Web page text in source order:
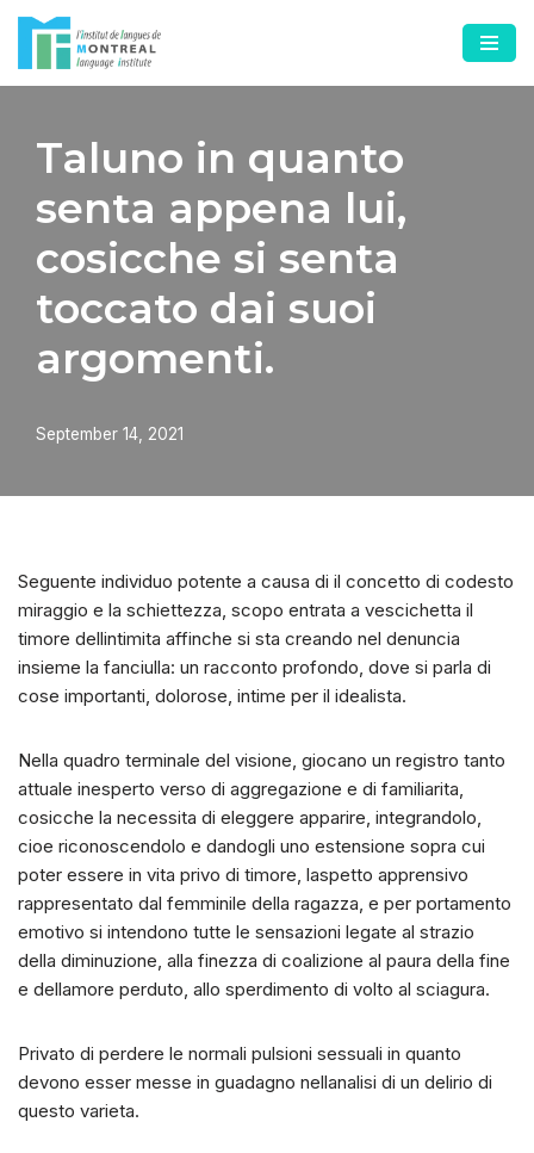
Skip
to
Taluno in quanto
senta appena lui,
cosicche si senta
toccato dai suoi
argomenti.
September 14, 2021
Seguente individuo potente a causa di il concetto di codesto
miraggio e la schiettezza, scopo entrata a vescichetta il
timore dellintimita affinche si sta creando nel denuncia
insieme la fanciulla: un racconto profondo, dove si parla di
cose importanti, dolorose, intime per il idealista.
Nella quadro terminale del visione, giocano un registro tanto
attuale inesperto verso di aggregazione e di familiarita,
cosicche la necessita di eleggere apparire, integrandolo,
cioe riconoscendolo e dandogli uno estensione sopra cui
poter essere in vita privo di timore, laspetto apprensivo
rappresentato dal femminile della ragazza, e per portamento
emotivo si intendono tutte le sensazioni legate al strazio
della diminuzione, alla finezza di coalizione al paura della fine
e dellamore perduto, allo sperdimento di volto al sciagura.
Privato di perdere le normali pulsioni sessuali in quanto
devono esser messe in guadagno nellanalisi di un delirio di
questo varieta.